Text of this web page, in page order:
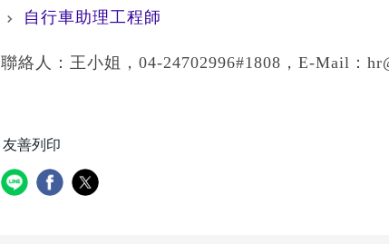
自行車助理工程師
聯絡人：王小姐，04-24702996#1808，E-Mail：
友善列印